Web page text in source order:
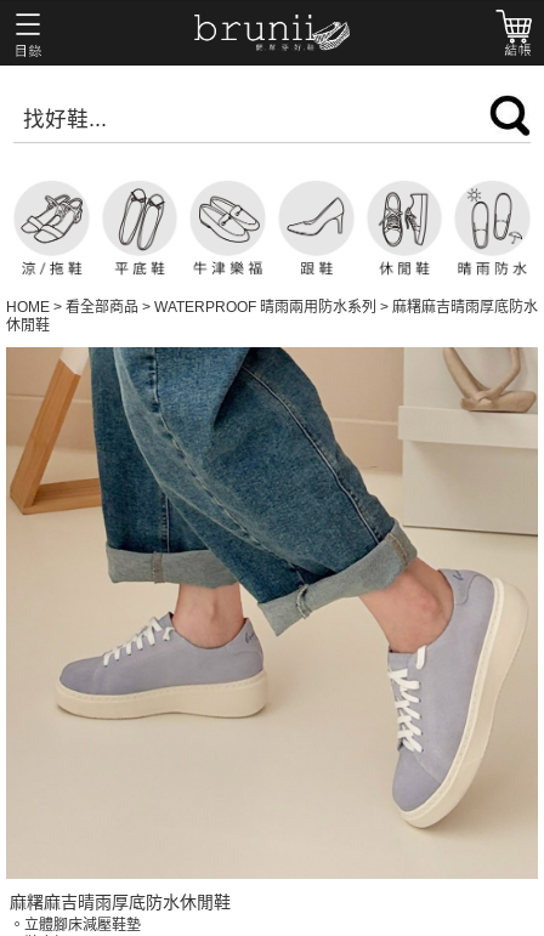
HOME > 看全部商品 > WATERPROOF 晴雨兩用防水系列 > 麻糬麻吉晴雨厚底防水
休閒鞋
麻糬麻吉晴雨厚底防水休閒鞋
。立體腳床減壓鞋墊